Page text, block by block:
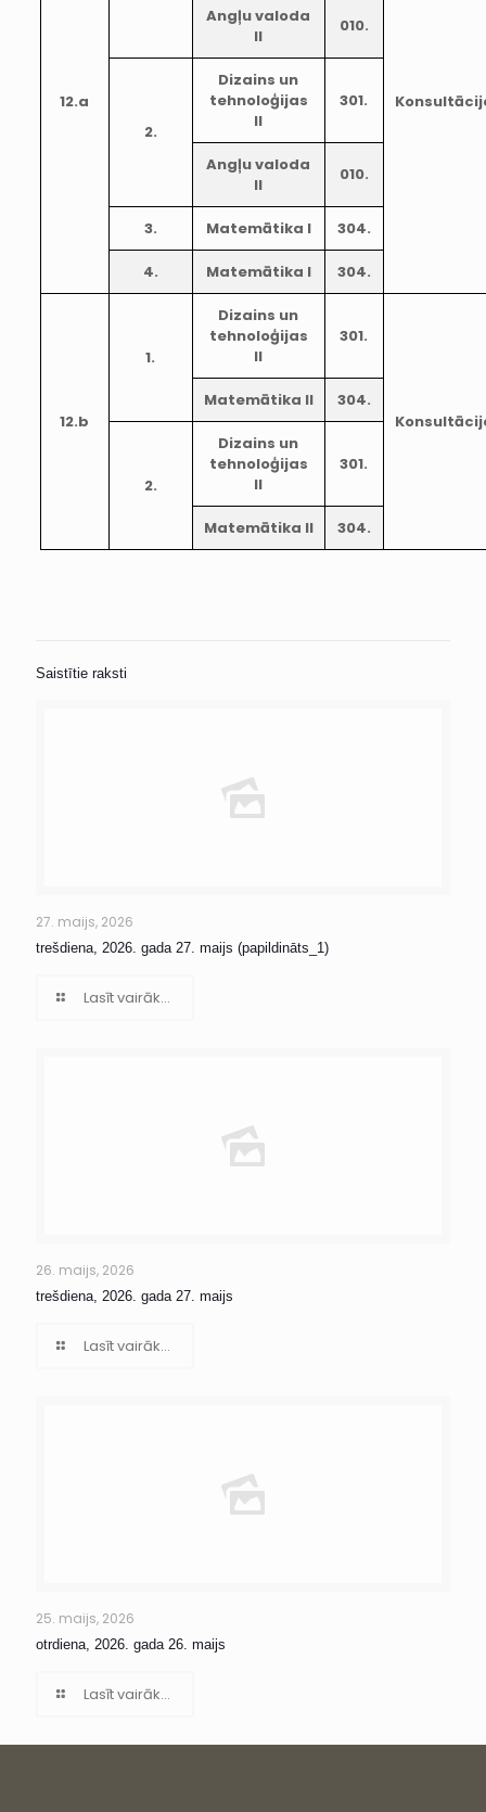
12.a
Angļu valoda
II
010.
2.
Dizains un
tehnoloģijas
II
301.
Angļu valoda
II
010.
3. Matemātika I 304.
4. Matemātika I 304.
12.b
1.
Dizains un
tehnoloģijas
II
301.
Matemātika II 304.
2.
Dizains un
tehnoloģijas
II
301.
Matemātika II 304.
Saistītie raksti
27. maijs, 2026
trešdiena, 2026. gada 27. maijs (papildināts_1)
Lasīt vairāk...
26. maijs, 2026
trešdiena, 2026. gada 27. maijs
Lasīt vairāk...
25. maijs, 2026
otrdiena, 2026. gada 26. maijs
Lasīt vairāk...